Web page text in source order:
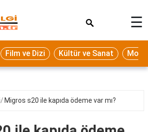
☰
Film ve Dizi Kültür ve Sanat
Migros s20 ile kapıda ödeme var mı?